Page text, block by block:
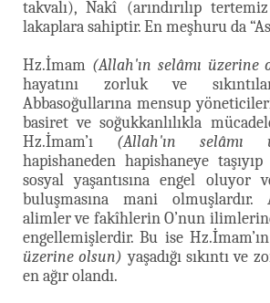
takvalı), Nakî (arındırılıp
lakaplara sahiptir. En meşhuru da
Hz.İmam (Allah'ın selâmı üzerine
hayatını zorluk ve
Abbasoğullarına mensup
basiret ve soğukkanlılıkla
Hz.İmam’ı (Allah'ın selâmı
hapishaneden hapishaneye
sosyal yaşantısına engel oluyor
buluşmasına mani olmuşlardır.
alimler ve fakîhlerin O’nun
engellemişlerdir. Bu ise Hz.İmam’ın
üzerine olsun) yaşadığı sıkıntı ve
en ağır olandı.